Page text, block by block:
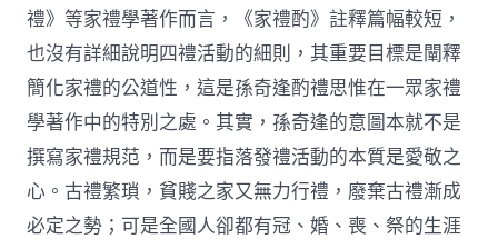
禮》等家禮學著作而言，《家禮酌》註釋篇幅較短，
也沒有詳細說明四禮活動的細則，其重要目標是闡釋
簡化家禮的公道性，這是孫奇逢酌禮思惟在一眾家禮
學著作中的特別之處。其實，孫奇逢的意圖本就不是
撰寫家禮規范，而是要指落發禮活動的本質是愛敬之
心。古禮繁瑣，貧賤之家又無力行禮，廢棄古禮漸成
必定之勢；可是全國人卻都有冠、婚、喪、祭的生涯